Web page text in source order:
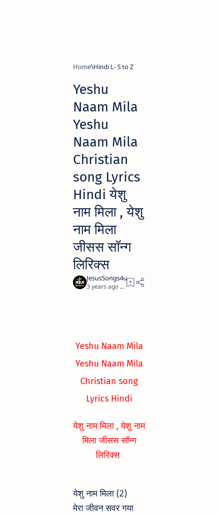
Home Hindi L- S to Z
Yeshu
Naam Mila
Yeshu
Naam Mila
Christian
song Lyrics
Hindi येशु
नाम मिला , येशु
नाम मिला
जीसस सॉन्ग
लिरिक्स
3 years ago 1
Yeshu Naam Mila
Yeshu Naam Mila
Christian song
Lyrics Hindi
येशु नाम मिला , येशु नाम
मिला जीसस सॉन्ग
लिरिक्स
येशु नाम मिला (2)
मेरा जीवन सवर गया